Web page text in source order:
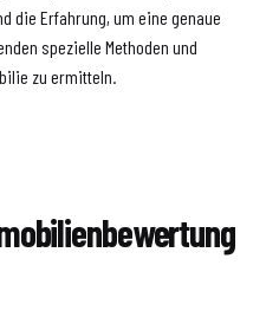
die Erfahrung, um eine genaue
spezielle Methoden und
zu ermitteln.